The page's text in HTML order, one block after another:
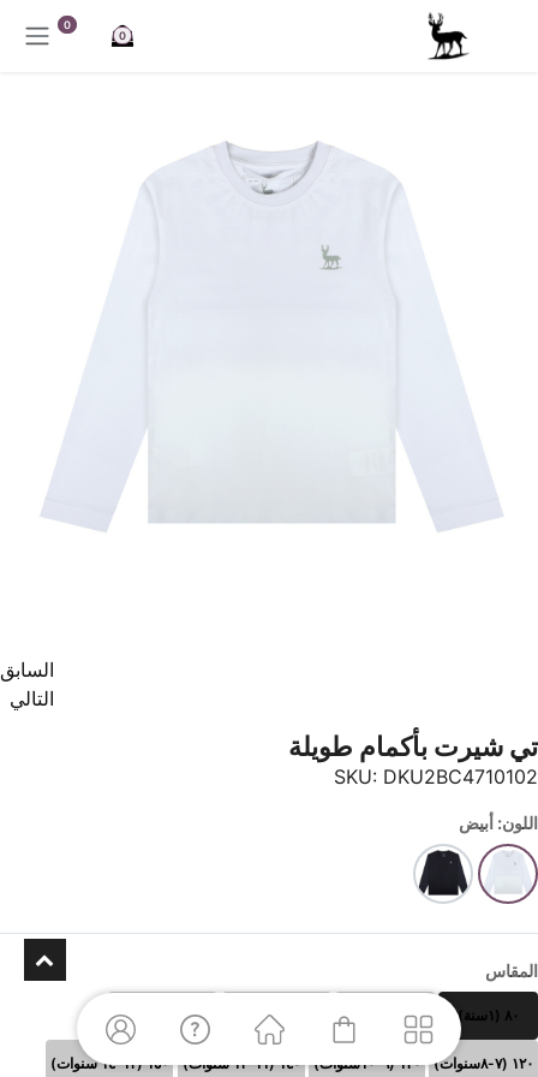
تخطي للذهاب إلى المحتوى
0
0
السابق
التالي
تي شيرت بأكمام طويلة
SKU: DKU2BC4710102
اللون: أبيض
المقاس
٨٠ (١سنة) ٩٠(٢ سنوات) ١١٠ (٥-٦سنوات)
١٢٠ (٧-٨سنوات) ١٣٠ (٩-١٠سنوات) ١٤٠ (١١-١٢ سنوات) ١٥٠ (١٣-١٤ سنوات)